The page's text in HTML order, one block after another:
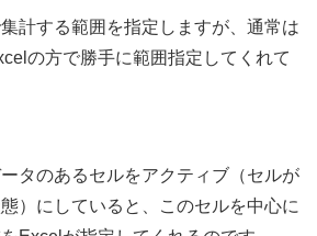
計する範囲を指定しますが、通常は
の方で勝手に範囲指定してくれて
タのあるセルをアクティブ（セルが
）にしていると、このセルを中心に